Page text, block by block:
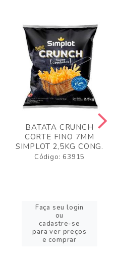
BATATA CRUNCH
CORTE FINO 7MM
SIMPLOT 2,5KG CONG.
Código: 63915
Faça seu login
ou
cadastre-se
para ver preços
e comprar